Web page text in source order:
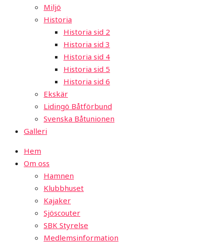
Miljö
Historia
Historia sid 2
Historia sid 3
Historia sid 4
Historia sid 5
Historia sid 6
Ekskär
Lidingö Båtförbund
Svenska Båtunionen
Galleri
Hem
Om oss
Hamnen
Klubbhuset
Kajaker
Sjöscouter
SBK Styrelse
Medlemsinformation